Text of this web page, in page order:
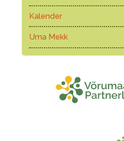
Kalender
Uma Mekk